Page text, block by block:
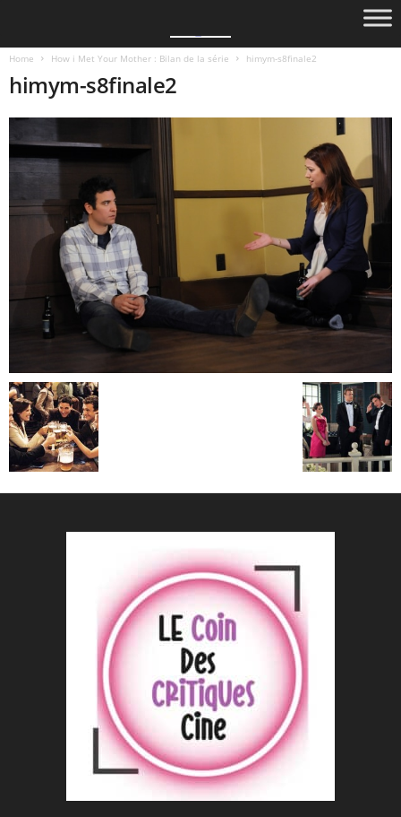
Home How i Met Your Mother : Bilan de la série himym-s8finale2
himym-s8finale2